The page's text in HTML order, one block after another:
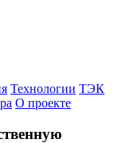
Технологии ТЭК
О проекте